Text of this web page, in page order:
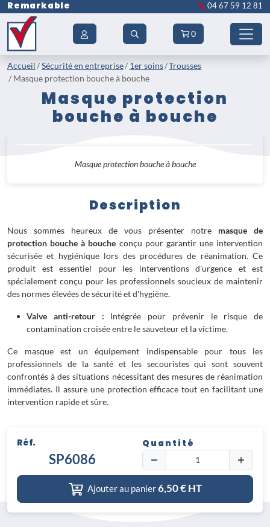
Remarkable 04 67 59 12 81
0
Accueil Sécurité en entreprise 1er soins Trousses
Masque protection bouche à bouche
Masque protection
bouche à bouche
Masque protection bouche à bouche
Description
Nous sommes heureux de vous présenter notre masque de
protection bouche à bouche conçu pour garantir une intervention
sécurisée et hygiénique lors des procédures de réanimation. Ce
produit est essentiel pour les interventions d'urgence et est
spécialement conçu pour les professionnels soucieux de maintenir
des normes élevées de sécurité et d'hygiène.
Valve anti-retour : Intégrée pour prévenir le risque de
contamination croisée entre le sauveteur et la victime.
Ce masque est un équipement indispensable pour tous les
professionnels de la santé et les secouristes qui sont souvent
confrontés à des situations nécessitant des mesures de réanimation
immédiates. Il assure une protection efficace tout en facilitant une
intervention rapide et sûre.
Réf.
SP6086
Quantité
Ajouter au panier6,50€ HT